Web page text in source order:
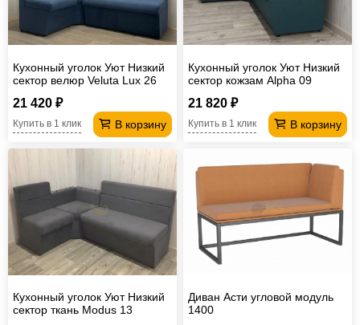
Кухонный уголок Уют Низкий
сектор велюр Veluta Lux 26
21 420 ₽
В корзину
Купить в 1 клик
Кухонный уголок Уют Низкий
сектор кожзам Alpha 09
21 820 ₽
В корзину
Купить в 1 клик
Кухонный уголок Уют Низкий
сектор ткань Modus 13
Диван Асти угловой модуль
1400